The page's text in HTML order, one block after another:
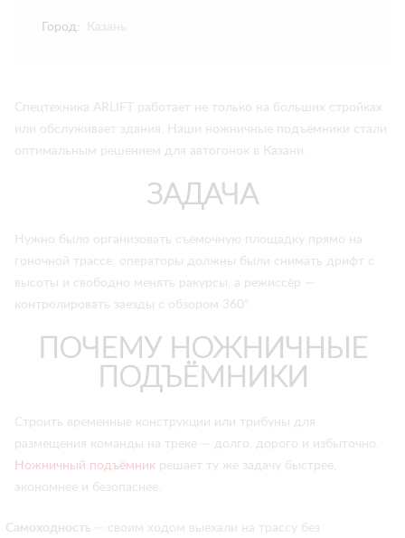
Город: Казань
Спецтехника ARLIFT работает не только на больших стройках
или обслуживает здания. Наши ножничные подъёмники стали
оптимальным решением для автогонок в Казани.
ЗАДАЧА
Нужно было организовать съёмочную площадку прямо на
гоночной трассе: операторы должны были снимать дрифт с
высоты и свободно менять ракурсы, а режиссёр —
контролировать заезды с обзором 360°.
ПОЧЕМУ НОЖНИЧНЫЕ
ПОДЪЁМНИКИ
Строить временные конструкции или трибуны для
размещения команды на треке — долго, дорого и избыточно.
Ножничный подъёмник решает ту же задачу быстрее,
экономнее и безопаснее.
Самоходность
— своим ходом выехали на трассу без